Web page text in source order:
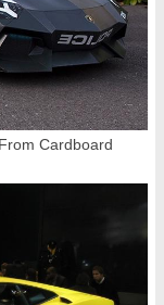
Cardboard